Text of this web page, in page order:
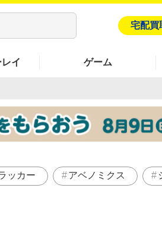
宅配買
イ ゲーム
ッカー アベノミクス